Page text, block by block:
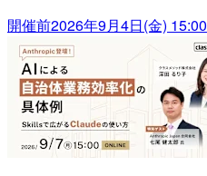
開催前2026年9月4日(金) 15:00